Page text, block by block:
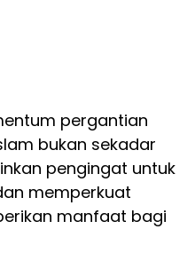
pergantian
bukan sekadar
pengingat untuk
memperkuat
manfaat bagi